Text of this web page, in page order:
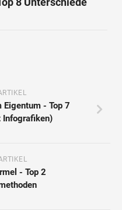
Eigentum - Top 7
Infografiken)
- Top 2